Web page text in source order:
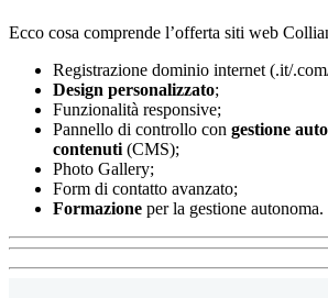
Ecco cosa comprende l’offerta siti web
Registrazione dominio internet (.it/
Design personalizzato;
Funzionalità responsive;
Pannello di controllo con gestione
contenuti (CMS);
Photo Gallery;
Form di contatto avanzato;
Formazione per la gestione autonoma.